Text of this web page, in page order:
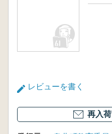
レビューを書く
再入